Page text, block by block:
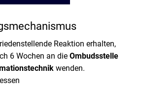
Reaktion erhalten,
6 Wochen an die Ombudsstelle
wenden.